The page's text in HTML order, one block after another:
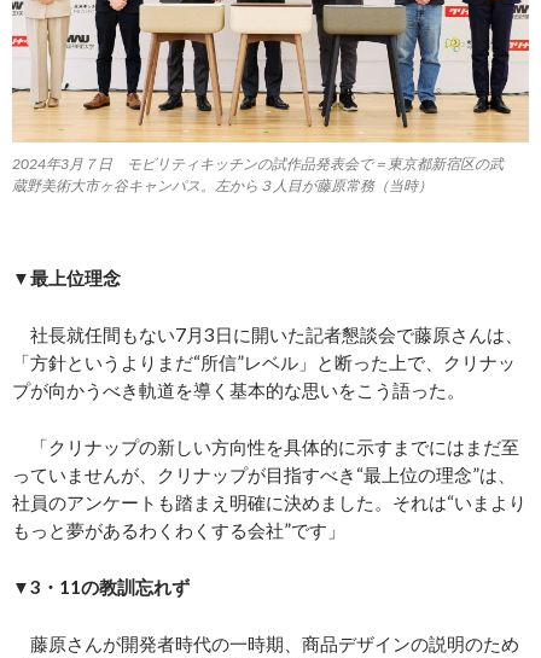
2024年3月７日 モビリティキッチンの試作品発表会で＝東京都新宿区の武
蔵野美術大市ヶ谷キャンパス。左から３人目が藤原常務（当時）
▼最上位理念
社長就任間もない7月3日に開いた記者懇談会で藤原さんは、
「方針というよりまだ“所信”レベル」と断った上で、クリナッ
プが向かうべき軌道を導く基本的な思いをこう語った。
「クリナップの新しい方向性を具体的に示すまでにはまだ至
っていませんが、クリナップが目指すべき“最上位の理念”は、
社員のアンケートも踏まえ明確に決めました。それは“いまより
もっと夢があるわくわくする会社”です」
▼3・11の教訓忘れず
藤原さんが開発者時代の一時期、商品デザインの説明のため